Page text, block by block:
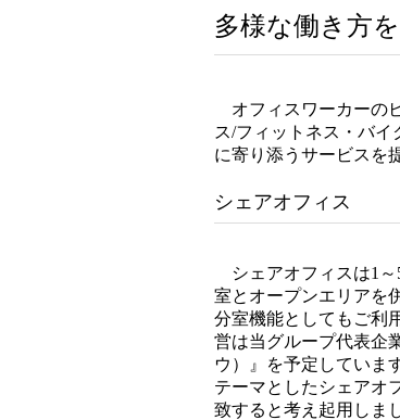
多様な働き方
オフィスワーカーの
ス/フィットネス・バ
に寄り添うサービスを
シェアオフィス
シェアオフィスは1～
室とオープンエリアを
分室機能としてもご利
営は当グループ代表企
ウ）』を予定していま
テーマとしたシェアオ
致すると考え起用しま